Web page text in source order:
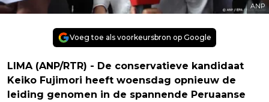
ANP
Voeg toe als voorkeursbron op Google
LIMA (ANP/RTR) - De conservatieve kandidaat
Keiko Fujimori heeft woensdag opnieuw de
leiding genomen in de spannende Peruaanse